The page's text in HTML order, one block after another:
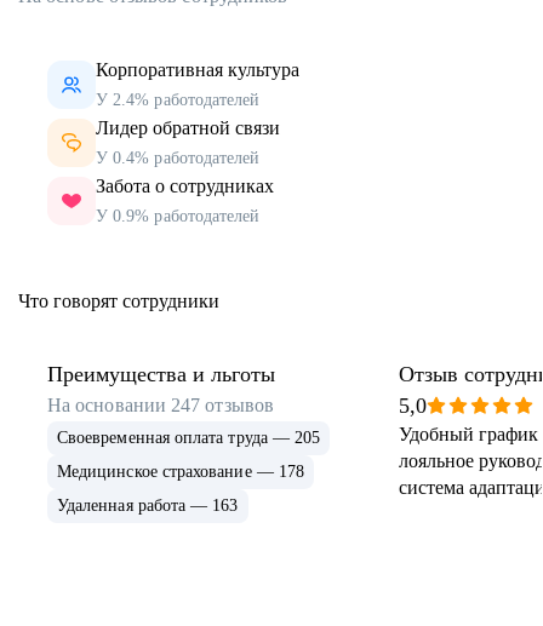
Корпоративная культура
У 2.4% работодателей
Лидер обратной связи
У 0.4% работодателей
Забота о сотрудниках
У 0.9% работодателей
Что говорят сотрудники
Преимущества и льготы
На основании 247 отзывов
Своевременная оплата труда — 205
Медицинское страхование — 178
Удаленная работа — 163
Отзыв
5,0
Удобный график
лояльное
система